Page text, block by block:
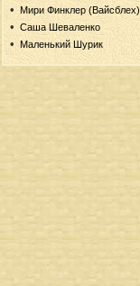
Мири Финклер (Вайсблех)
Саша Шеваленко
Маленький Шурик